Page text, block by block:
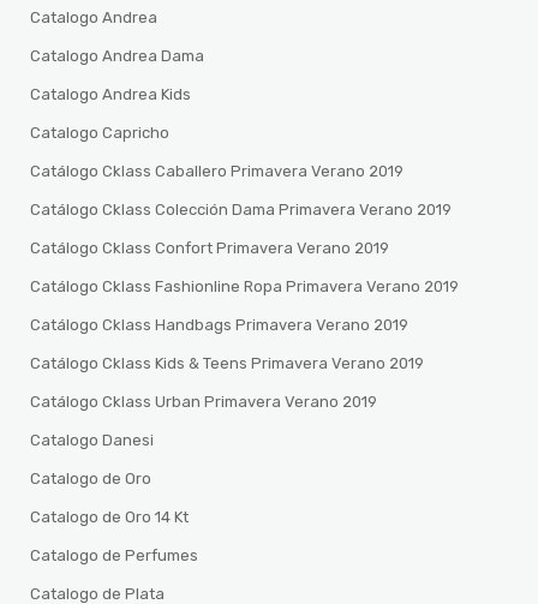
Catalogo Andrea
Catalogo Andrea Dama
Catalogo Andrea Kids
Catalogo Capricho
Catálogo Cklass Caballero Primavera Verano 2019
Catálogo Cklass Colección Dama Primavera Verano 2019
Catálogo Cklass Confort Primavera Verano 2019
Catálogo Cklass Fashionline Ropa Primavera Verano 2019
Catálogo Cklass Handbags Primavera Verano 2019
Catálogo Cklass Kids & Teens Primavera Verano 2019
Catálogo Cklass Urban Primavera Verano 2019
Catalogo Danesi
Catalogo de Oro
Catalogo de Oro 14 Kt
Catalogo de Perfumes
Catalogo de Plata